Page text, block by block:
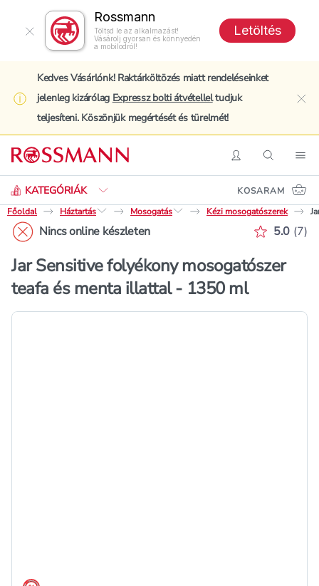
Rossmann
Töltsd le az alkalmazást!
Vásárolj gyorsan és könnyedén
a mobilodról!
Letöltés
Kedves Vásárlónk! Raktárköltözés miatt rendeléseinket
jelenleg kizárólag Expressz bolti átvételleltudjuk
teljesíteni. Köszönjük megértését és türelmét!
BelépésKeresés
KATEGÓRIÁK
Keresés
KOSARAM
Főoldal
Háztartás Mosogatás Kézi mosogatószerek
Nincs online készleten 5.0 (7)
Jar Sensitive folyékony mosogatószer
teafa és menta illattal - 1350 ml